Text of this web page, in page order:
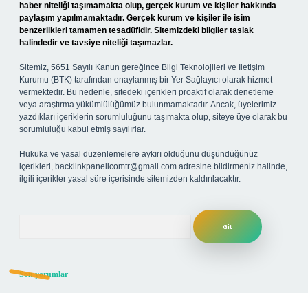
haber niteliği taşımamakta olup, gerçek kurum ve kişiler hakkında
paylaşım yapılmamaktadır. Gerçek kurum ve kişiler ile isim
benzerlikleri tamamen tesadüfidir. Sitemizdeki bilgiler taslak
halindedir ve tavsiye niteliği taşımazlar.
Sitemiz, 5651 Sayılı Kanun gereğince Bilgi Teknolojileri ve İletişim
Kurumu (BTK) tarafından onaylanmış bir Yer Sağlayıcı olarak hizmet
vermektedir. Bu nedenle, sitedeki içerikleri proaktif olarak denetleme
veya araştırma yükümlülüğümüz bulunmamaktadır. Ancak, üyelerimiz
yazdıkları içeriklerin sorumluluğunu taşımakta olup, siteye üye olarak bu
sorumluluğu kabul etmiş sayılırlar.
Hukuka ve yasal düzenlemelere aykırı olduğunu düşündüğünüz
içerikleri, backlinkpanelicomtr@gmail.com adresine bildirmeniz halinde,
ilgili içerikler yasal süre içerisinde sitemizden kaldırılacaktır.
Son yorumlar